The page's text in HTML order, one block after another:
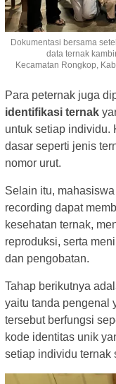
Dokumentasi bersama
data ternak
Kecamatan Rongkop,
Para peternak juga
identifikasi ternak
untuk setiap individu.
dasar seperti jenis
nomor urut.
Selain itu,
recording dapat
kesehatan ternak,
reproduksi, serta
dan pengobatan.
Tahap berikutnya
yaitu tanda pengenal
tersebut berfungsi
kode identitas unik
setiap individu ternak